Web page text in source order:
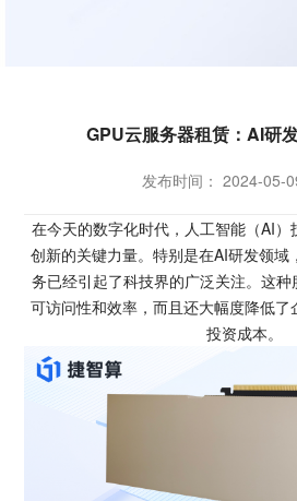
GPU云服务器租赁：AI研
发布时间： 2024-05-
在今天的数字化时代，人工智能（AI
创新的关键力量。特别是在AI研发领域
务已经引起了科技界的广泛关注。这
可访问性和效率，而且还大幅度降低
投资成本。